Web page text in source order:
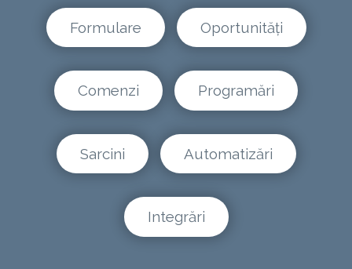
Formulare Oportunități
Comenzi Programări
Sarcini Automatizări
Integrări